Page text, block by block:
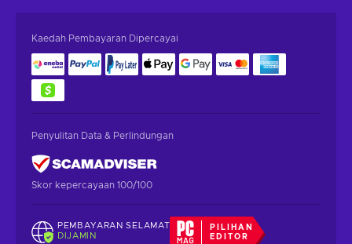
Kaedah Pembayaran Dipercayai
Penyulitan Data & Perlindungan
Skor kepercayaan 100/100
PEMBAYARAN SELAMAT
DIJAMIN
PILIHAN
EDITOR